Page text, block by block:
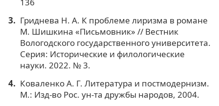
Гриднева Н. А. К проблеме лиризма в романе
М. Шишкина «Письмовник» // Вестник
Вологодского государственного университета.
Серия: Исторические и филологические
науки. 2022. № 3.
Коваленко А. Г. Литература и постмодернизм.
М.: Изд-во Рос. ун-та дружбы народов, 2004.